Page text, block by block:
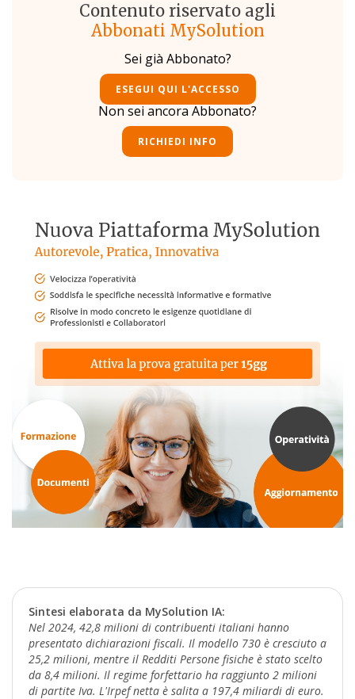
Contenuto riservato agli
Abbonati MySolution
Sei già Abbonato?
ESEGUI QUI L'ACCESSO
Non sei ancora Abbonato?
RICHIEDI INFO
Sintesi elaborata da MySolution IA:
Nel 2024, 42,8 milioni di contribuenti italiani hanno
presentato dichiarazioni fiscali. Il modello 730 è cresciuto a
25,2 milioni, mentre il Redditi Persone fisiche è stato scelto
da 8,4 milioni. Il regime forfettario ha raggiunto 2 milioni
di partite Iva. L'Irpef netta è salita a 197,4 miliardi di euro.